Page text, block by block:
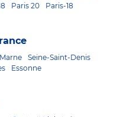
Paris 20 Paris-18
Seine-Saint-Denis
Essonne